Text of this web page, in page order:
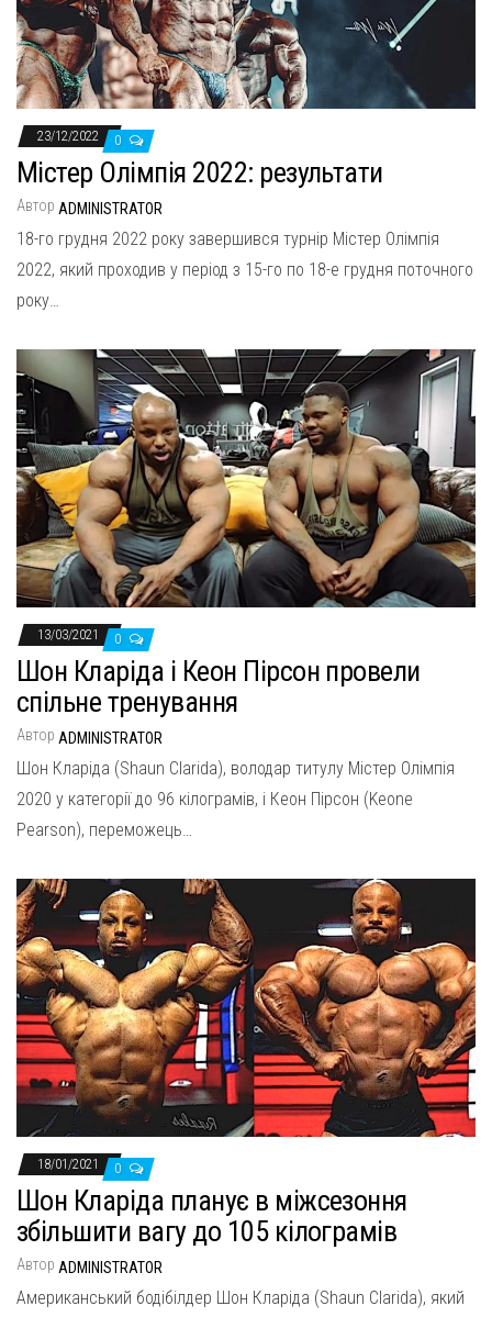
23/12/2022 0
Містер Олімпія 2022: результати
Автор ADMINISTRATOR
18-го грудня 2022 року завершився турнір Містер Олімпія
2022, який проходив у період з 15-го по 18-е грудня поточного
року…
13/03/2021 0
Шон Кларіда і Кеон Пірсон провели
спільне тренування
Автор ADMINISTRATOR
Шон Кларіда (Shaun Clarida), володар титулу Містер Олімпія
2020 у категорії до 96 кілограмів, і Кеон Пірсон (Keone
Pearson), переможець…
18/01/2021 0
Шон Кларіда планує в міжсезоння
збільшити вагу до 105 кілограмів
Автор ADMINISTRATOR
Американський бодібілдер Шон Кларіда (Shaun Clarida), який